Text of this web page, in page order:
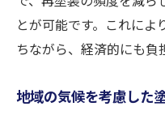
とが可能です。これに
ちながら、経済的にも負
地域の気候を考慮した